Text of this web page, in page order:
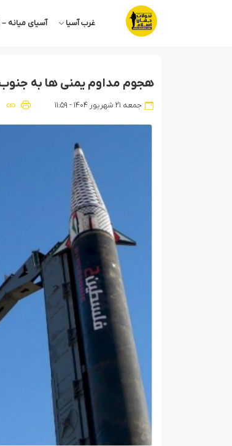
غرب آسیا آسیای میانه –
هجوم مداوم یمنی ها به
جمعه ۲۱ شهریور ۱۴۰۴ - ۱۱:۵۹